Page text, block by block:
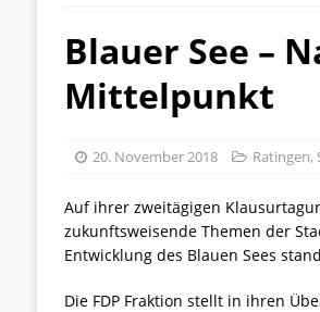
Blauer See –
Mittelpunkt
20. November 2018 Ratingen,
Auf ihrer zweitägigen
zukunftsweisende Themen der
Entwicklung des Blauen Sees
Die FDP Fraktion stellt in ihren